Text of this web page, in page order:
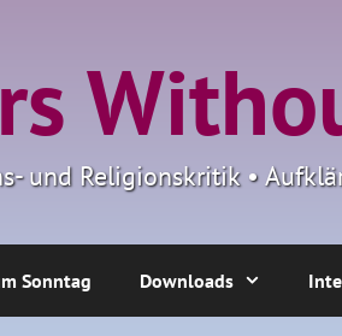
und Religionskritik •
Sonntag Downloads